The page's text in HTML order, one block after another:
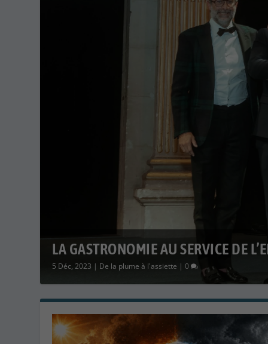
LA GASTRONOMIE AU SERVICE DE
5 Déc, 2023 | De la plume à l'assiette |0